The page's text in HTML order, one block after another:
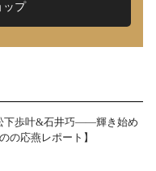
ップ
下歩叶&石井巧――輝き始め
の応燕レポート】